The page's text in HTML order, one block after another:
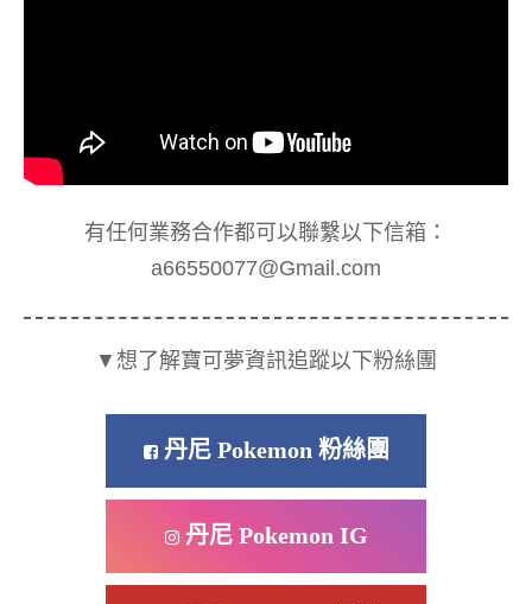
有任何業務合作都可以聯繫以下信箱：
a66550077@Gmail.com
▼想了解寶可夢資訊追蹤以下粉絲團
丹尼 Pokemon 粉絲團
丹尼 Pokemon IG